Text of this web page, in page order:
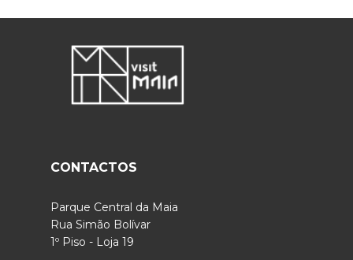
CONTACTOS
Parque Central da Maia
Rua Simão Bolívar
1º Piso - Loja 19